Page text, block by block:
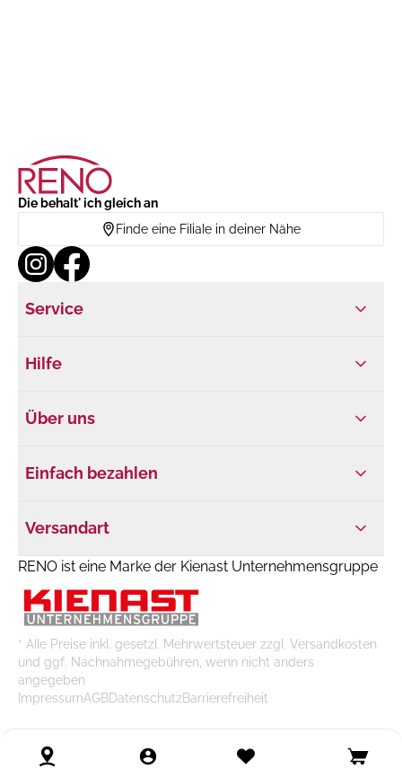
Die behalt' ich gleich an
Finde eine Filiale in deiner Nähe
Service
Hilfe
Über uns
Einfach bezahlen
Versandart
RENO ist eine Marke der Kienast Unternehmensgruppe
* Alle Preise inkl. gesetzl. Mehrwertsteuer zzgl. Versandkosten
und ggf. Nachnahmegebühren, wenn nicht anders
angegeben
ImpressumAGBDatenschutzBarrierefreiheit